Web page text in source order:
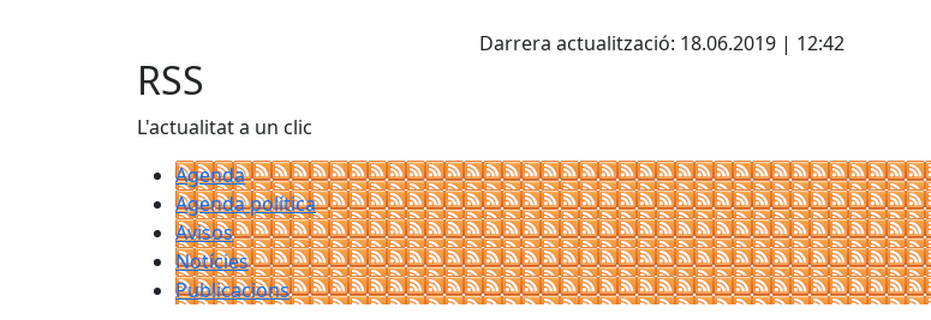
+
Darrera actualització: 18.06.2019 | 12:42
RSS
L'actualitat a un clic
Agenda
Agenda política
Avisos
Notícies
Publicacions